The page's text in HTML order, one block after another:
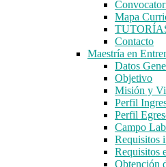
Mapa
Contacto
Maestría en
Datos
Objetivo
Misión y
Perfil
Perfil
Campo
Requisitos
Requisitos
Obtención